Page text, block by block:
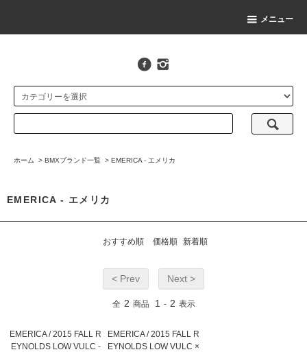
メニュー
ホーム > BMXブランド一覧 > EMERICA - エメリカ
EMERICA - エメリカ
おすすめ順 価格順 新着順
< Prev Next >
全 2 商品 1 - 2 表示
EMERICA / 2015 FALL R
EYNOLDS LOW VULC -
EMERICA / 2015 FALL R
EYNOLDS LOW VULC ×